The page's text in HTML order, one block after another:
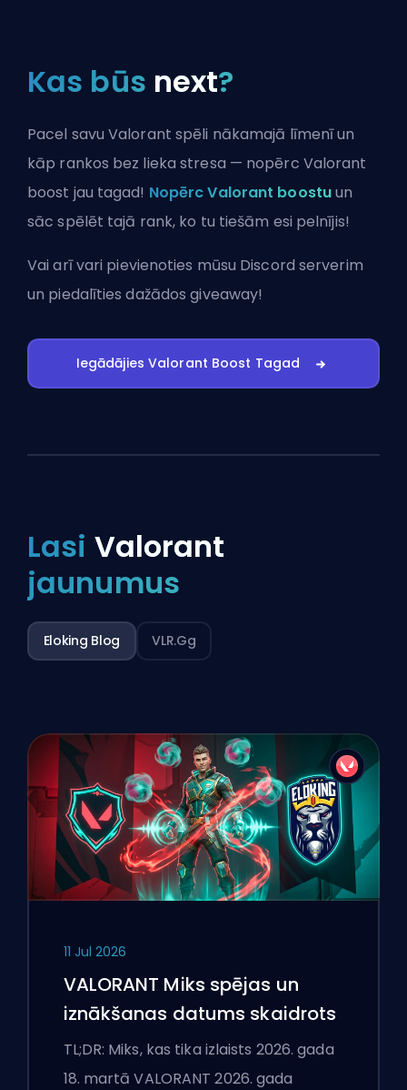
Kas būs next?
Pacel savu Valorant spēli nākamajā līmenī un
kāp rankos bez lieka stresa — nopērc Valorant
boost jau tagad! Nopērc Valorant boostuun
sāc spēlēt tajā rank, ko tu tiešām esi pelnījis!
Vai arī vari pievienoties mūsu Discord serverim
un piedalīties dažādos giveaway!
Iegādājies Valorant Boost Tagad
Lasi Valorant
jaunumus
Eloking Blog VLR.gg
11 Jul 2026
VALORANT Miks spējas un
iznākšanas datums skaidrots
TL;DR: Miks, kas tika izlaists 2026. gada
18. martā VALORANT 2026. gada